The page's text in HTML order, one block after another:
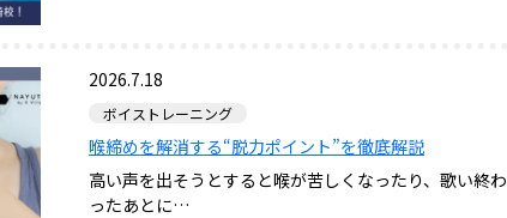
2026.7.18
ボイストレーニング
喉締めを解消する“脱力ポイント”を徹底解説
高い声を出そうとすると喉が苦しくなったり、歌い終わ
ったあとに…